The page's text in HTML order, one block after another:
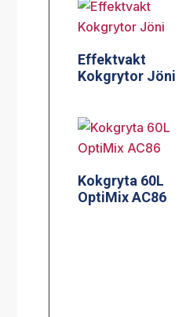
Effektvakt
Kokgrytor Jöni
Kokgryta 60L
OptiMix AC86